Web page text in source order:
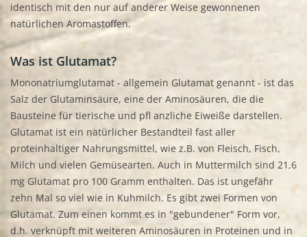
identisch mit den nur auf anderer Weise gewonnenen
natürlichen Aromastoffen.
Was ist Glutamat?
Mononatriumglutamat - allgemein Glutamat genannt - ist das
Salz der Glutaminsäure, eine der Aminosäuren, die die
Bausteine für tierische und pfl anzliche Eiweiße darstellen.
Glutamat ist ein natürlicher Bestandteil fast aller
proteinhaltiger Nahrungsmittel, wie z.B. von Fleisch, Fisch,
Milch und vielen Gemüsearten. Auch in Muttermilch sind 21,6
mg Glutamat pro 100 Gramm enthalten. Das ist ungefähr
zehn Mal so viel wie in Kuhmilch. Es gibt zwei Formen von
Glutamat. Zum einen kommt es in "gebundener" Form vor,
d.h. verknüpft mit weiteren Aminosäuren in Proteinen und in